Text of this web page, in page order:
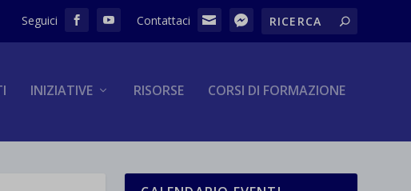
INIZIATIVE RISORSE CORSI DI FORMAZIONE